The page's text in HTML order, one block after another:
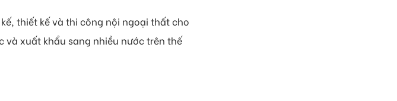
thiết kế và thi công nội ngoại thất cho
xuất khẩu sang nhiều nước trên thế